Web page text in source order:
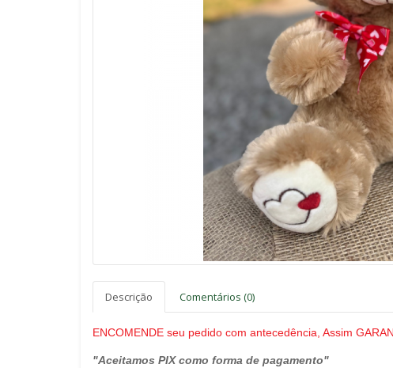
Descrição Comentários (0)
ENCOMENDE seu pedido com antecedência, Assim
"Aceitamos PIX como forma de pagamento"